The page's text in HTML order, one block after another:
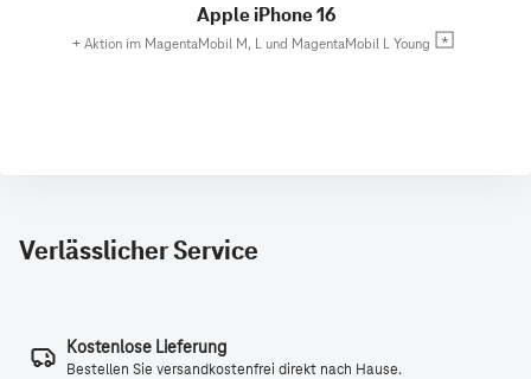
Apple iPhone 16
+ Aktion im MagentaMobil M, L und MagentaMobil L Young
Verlässlicher Service
Kostenlose Lieferung
Bestellen Sie versandkostenfrei direkt nach Hause.